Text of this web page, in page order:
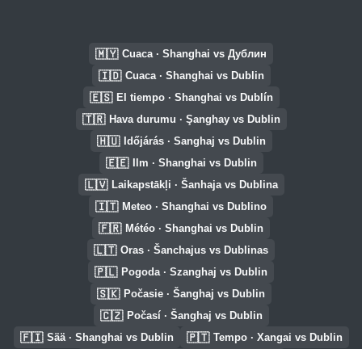
🇲🇾 Cuaca · Shanghai vs Дублин
🇮🇩 Cuaca · Shanghai vs Dublin
🇪🇸 El tiempo · Shanghai vs Dublín
🇹🇷 Hava durumu · Şanghay vs Dublin
🇭🇺 Időjárás · Sanghaj vs Dublin
🇪🇪 Ilm · Shanghai vs Dublin
🇱🇻 Laikapstākļi · Šanhaja vs Dublina
🇮🇹 Meteo · Shanghai vs Dublino
🇫🇷 Météo · Shanghai vs Dublin
🇱🇹 Oras · Šanchajus vs Dublinas
🇵🇱 Pogoda · Szanghaj vs Dublin
🇸🇰 Počasie · Šanghaj vs Dublin
🇨🇿 Počasí · Šanghaj vs Dublin
🇫🇮 Sää · Shanghai vs Dublin 🇵🇹 Tempo · Xangai vs Dublin